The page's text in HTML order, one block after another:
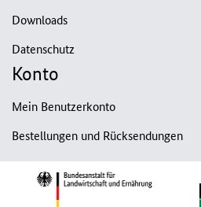
Downloads
Datenschutz
Konto
Mein Benutzerkonto
Bestellungen und Rücksendungen